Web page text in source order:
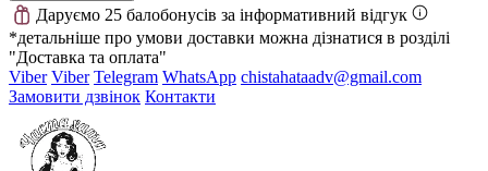
Даруємо 25 балобонусів за інформативний відгук
*детальніше про умови доставки можна дізнатися в розділі
"Доставка та оплата"
Viber Viber Telegram WhatsApp chistahataadv@gmail.com
Замовити дзвінок Контакти